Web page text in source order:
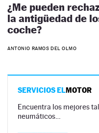
¿Me pueden
la antigüedad de
coche?
ANTONIO RAMOS DEL OLMO
SERVICIOS ELMOTOR
Encuentra los mejores
neumáticos…